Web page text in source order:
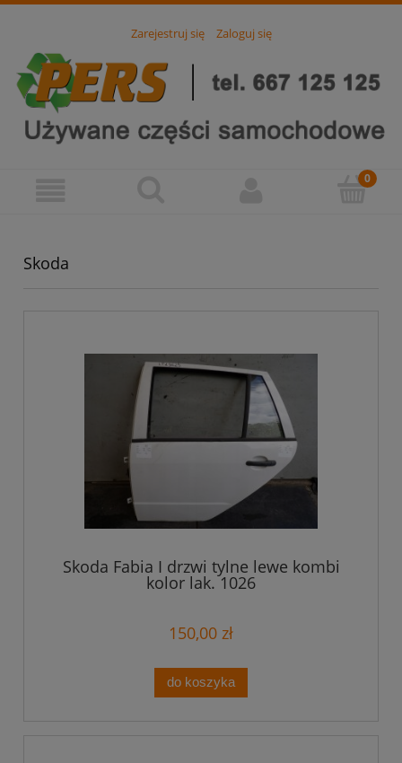
Zarejestruj się Zaloguj się
Skoda
Skoda Fabia I drzwi tylne lewe kombi
kolor lak. 1026
150,00 zł
do koszyka